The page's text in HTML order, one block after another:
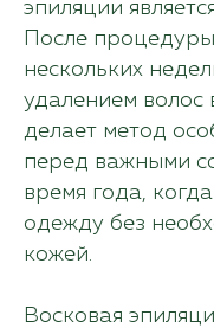
эпиляции
После
нескольких
удалением волос
делает метод
перед важными
время года,
одежду без
кожей.
Восковая